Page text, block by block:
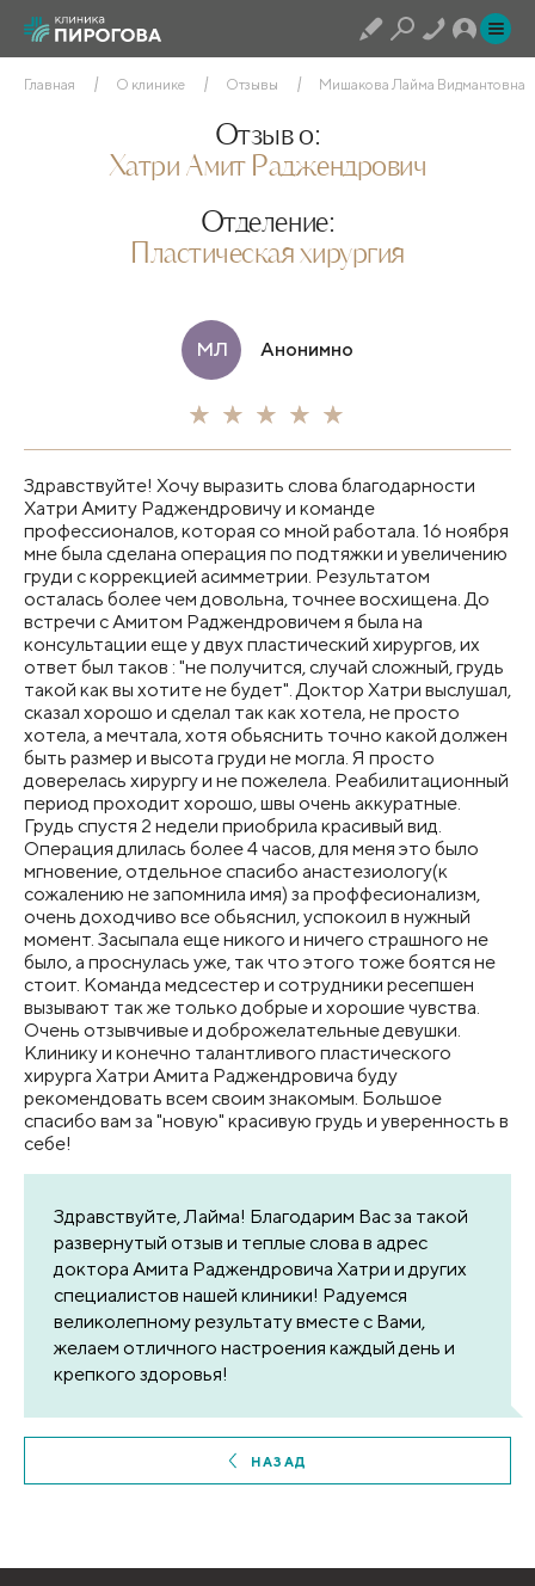
Главная О клинике Отзывы Мишакова Лайма Видмантовна
Отзыв о:
Хатри Амит Раджендрович
Отделение:
Пластическая хирургия
МЛ Анонимно
Здравствуйте! Хочу выразить слова благодарности
Хатри Амиту Раджендровичу и команде
профессионалов, которая со мной работала. 16 ноября
мне была сделана операция по подтяжки и увеличению
груди с коррекцией асимметрии. Результатом
осталась более чем довольна, точнее восхищена. До
встречи с Амитом Раджендровичем я была на
консультации еще у двух пластический хирургов, их
ответ был таков : "не получится, случай сложный, грудь
такой как вы хотите не будет". Доктор Хатри выслушал,
сказал хорошо и сделал так как хотела, не просто
хотела, а мечтала, хотя обьяснить точно какой должен
быть размер и высота груди не могла. Я просто
доверелась хирургу и не пожелела. Реабилитационный
период проходит хорошо, швы очень аккуратные.
Грудь спустя 2 недели приобрила красивый вид.
Операция длилась более 4 часов, для меня это было
мгновение, отдельное спасибо анастезиологу(к
сожалению не запомнила имя) за проффесионализм,
очень доходчиво все обьяснил, успокоил в нужный
момент. Засыпала еще никого и ничего страшного не
было, а проснулась уже, так что этого тоже боятся не
стоит. Команда медсестер и сотрудники ресепшен
вызывают так же только добрые и хорошие чувства.
Очень отзывчивые и доброжелательные девушки.
Клинику и конечно талантливого пластического
хирурга Хатри Амита Раджендровича буду
рекомендовать всем своим знакомым. Большое
спасибо вам за "новую" красивую грудь и уверенность в
себе!
Здравствуйте, Лайма! Благодарим Вас за такой
развернутый отзыв и теплые слова в адрес
доктора Амита Раджендровича Хатри и других
специалистов нашей клиники! Радуемся
великолепному результату вместе с Вами,
желаем отличного настроения каждый день и
крепкого здоровья!
НАЗАД